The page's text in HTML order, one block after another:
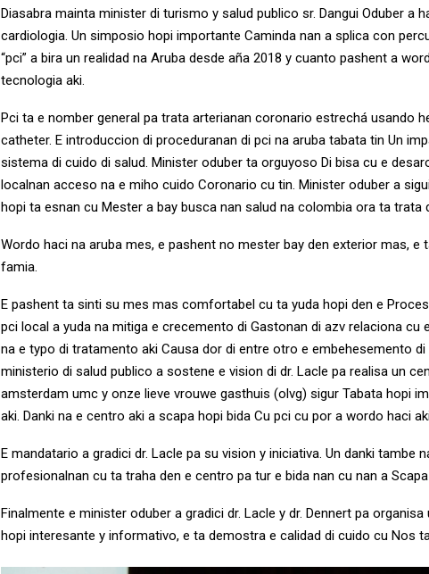
Diasabra mainta minister di turismo y salud publico sr. Dangui Oduber a
cardiologia. Un simposio hopi importante Caminda nan a splica con
“pci” a bira un realidad na Aruba desde aña 2018 y cuanto pashent a
tecnologia aki.
Pci ta e nomber general pa trata arterianan coronario estrechá usando
catheter. E introduccion di proceduranan di pci na aruba tabata tin Un
sistema di cuido di salud. Minister oduber ta orguyoso Di bisa cu e
localnan acceso na e miho cuido Coronario cu tin. Minister oduber a
hopi ta esnan cu Mester a bay busca nan salud na colombia ora ta trata
Wordo haci na aruba mes, e pashent no mester bay den exterior mas, e
famia.
E pashent ta sinti su mes mas comfortabel cu ta yuda hopi den e
pci local a yuda na mitiga e crecemento di Gastonan di azv relaciona cu
na e typo di tratamento aki Causa dor di entre otro e embehesemento di
ministerio di salud publico a sostene e vision di dr. Lacle pa realisa un
amsterdam umc y onze lieve vrouwe gasthuis (olvg) sigur Tabata hopi
aki. Danki na e centro aki a scapa hopi bida Cu pci cu por a wordo haci
E mandatario a gradici dr. Lacle pa su vision y iniciativa. Un danki tambe
profesionalnan cu ta traha den e centro pa tur e bida nan cu nan a
Finalmente e minister oduber a gradici dr. Lacle y dr. Dennert pa
hopi interesante y informativo, e ta demostra e calidad di cuido cu Nos